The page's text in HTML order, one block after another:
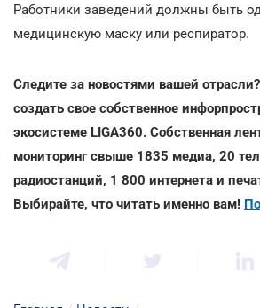
Работники заведений должны быть
медицинскую маску или респиратор.
Следите за новостями вашей
создать свое собственное
экосистеме LIGA360. Собственная
мониторинг свыше 1835 медиа, 20
радиостанций, 1 800 интернета и
Выбирайте, что читать именно вам!